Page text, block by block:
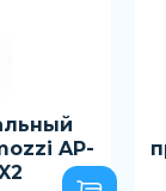
AP-